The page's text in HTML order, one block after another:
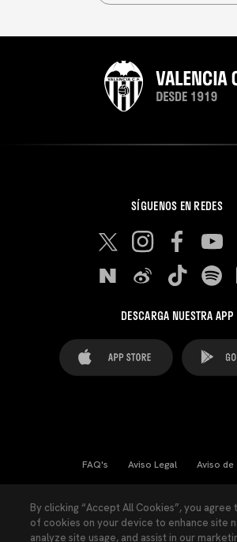
SÍGUENOS EN REDES
DESCARGA NUESTRA APP
FAQ's Aviso Legal Aviso
Ley Transparencia Política de
By clicking “Accept All Cookies”, you agree
of cookies on your device to enhance site
analyze site usage, and assist in our